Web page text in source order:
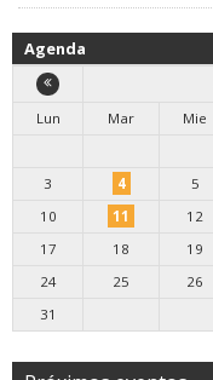
Agenda
Lun
Mar Mie
3
4 5
10
11 12
17
18 19
24
25 26
31